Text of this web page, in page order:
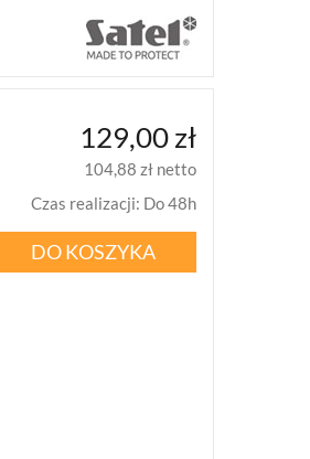
129,00 zł
104,88 zł netto
Czas realizacji: Do 48h
DO KOSZYKA